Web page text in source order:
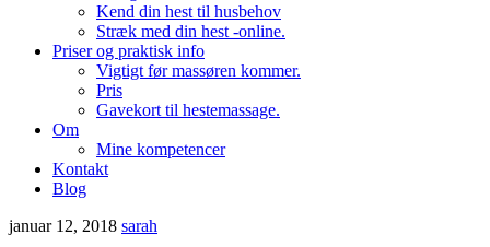
Kend din hest til husbehov
Stræk med din hest -online.
Priser og praktisk info
Vigtigt før massøren kommer.
Pris
Gavekort til hestemassage.
Om
Mine kompetencer
Kontakt
Blog
januar 12, 2018 sarah